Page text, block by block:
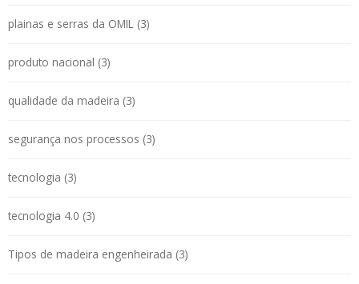
plainas e serras da OMIL (3)
produto nacional (3)
qualidade da madeira (3)
segurança nos processos (3)
tecnologia (3)
tecnologia 4.0 (3)
Tipos de madeira engenheirada (3)